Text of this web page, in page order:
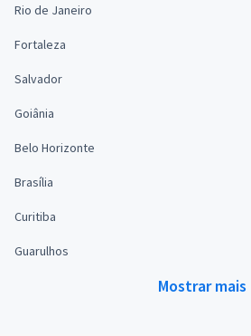
Rio de Janeiro
Fortaleza
Salvador
Goiânia
Belo Horizonte
Brasília
Curitiba
Guarulhos
Mostrar mais